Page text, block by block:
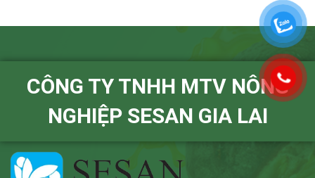
CÔNG TY TNHH MTV NÔNG
NGHIỆP SESAN GIA LAI